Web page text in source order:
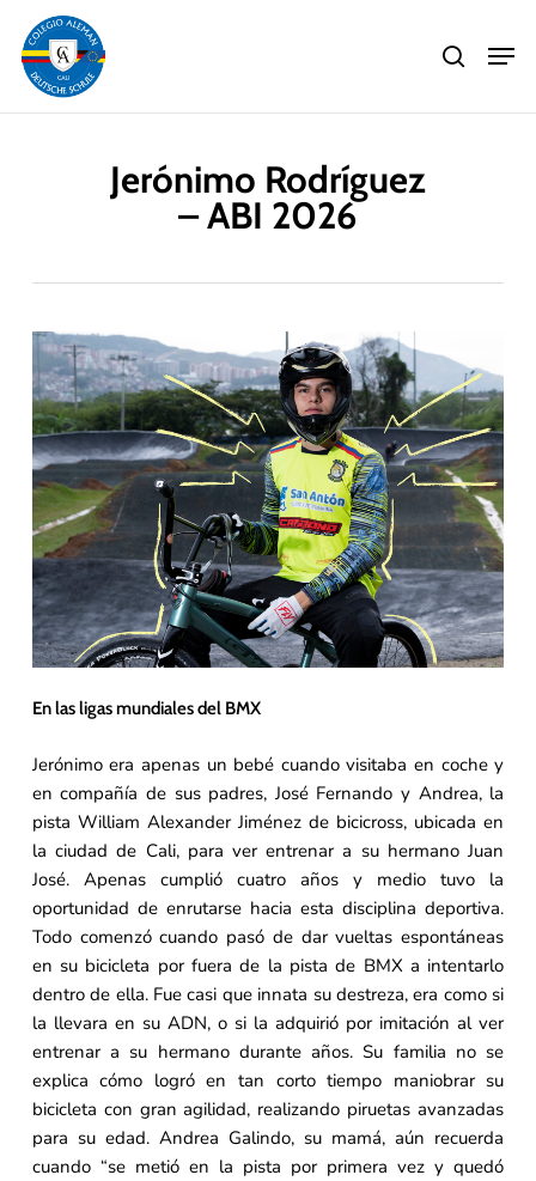
main
content
search
Jerónimo Rodríguez
– ABI 2026
En las ligas mundiales del BMX
Jerónimo era apenas un bebé cuando visitaba en coche y
en compañía de sus padres, José Fernando y Andrea, la
pista William Alexander Jiménez de bicicross, ubicada en
la ciudad de Cali, para ver entrenar a su hermano Juan
José. Apenas cumplió cuatro años y medio tuvo la
oportunidad de enrutarse hacia esta disciplina deportiva.
Todo comenzó cuando pasó de dar vueltas espontáneas
en su bicicleta por fuera de la pista de BMX a intentarlo
dentro de ella. Fue casi que innata su destreza, era como si
la llevara en su ADN, o si la adquirió por imitación al ver
entrenar a su hermano durante años. Su familia no se
explica cómo logró en tan corto tiempo maniobrar su
bicicleta con gran agilidad, realizando piruetas avanzadas
para su edad. Andrea Galindo, su mamá, aún recuerda
cuando “se metió en la pista por primera vez y quedó